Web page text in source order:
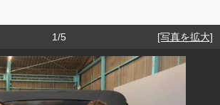
1/5 [写真を拡大]